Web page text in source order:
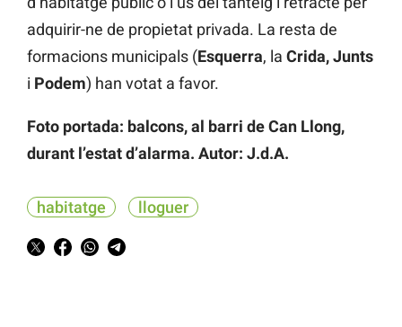
adquirir-ne de propietat privada. La resta de
formacions municipals (Esquerra, la Crida, Junts
i Podem) han votat a favor.
Foto portada: balcons, al barri de Can Llong,
durant l’estat d’alarma. Autor: J.d.A.
habitatge lloguer